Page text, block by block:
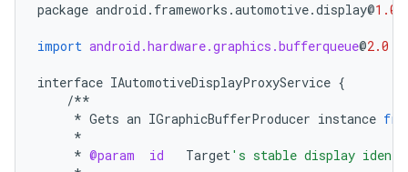
package android . frameworks .automotive.display@1.0
import android.hardware.graphics.bufferqueue@2.0
interface IAutomotiveDisplayProxyService {
/**
* Gets an IGraphicBufferProducer instance
*
* @param id Target's stable display